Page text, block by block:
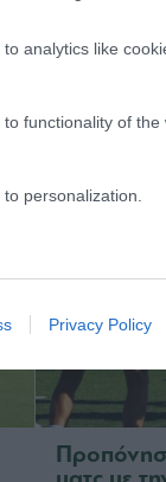
analytics like
functionality of the
personalization.
security, including
and other user
Privacy Policy
Για την